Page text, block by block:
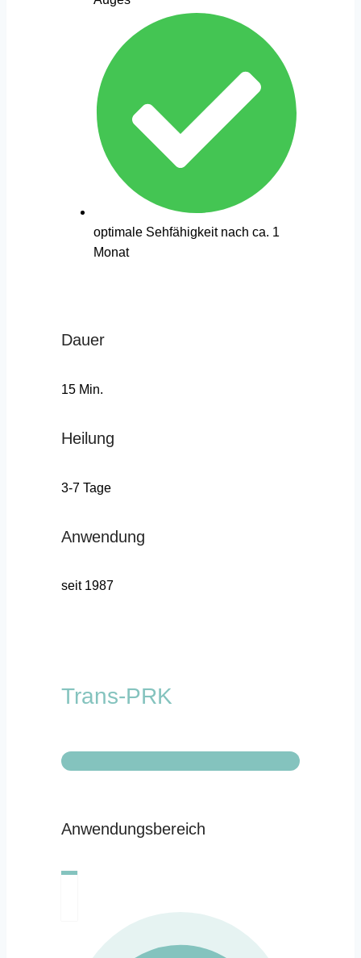
optimale Sehfähigkeit nach ca. 1
Monat
Dauer
15 Min.
Heilung
3-7 Tage
Anwendung
seit 1987
Trans-PRK
Anwendungsbereich